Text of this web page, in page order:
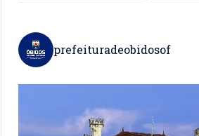
prefeituradeobidosof